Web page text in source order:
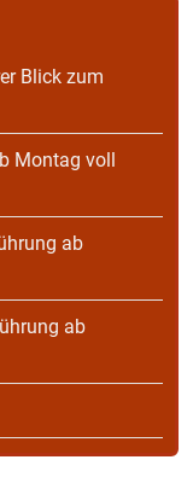
Blick zum
Montag voll
ab
ab